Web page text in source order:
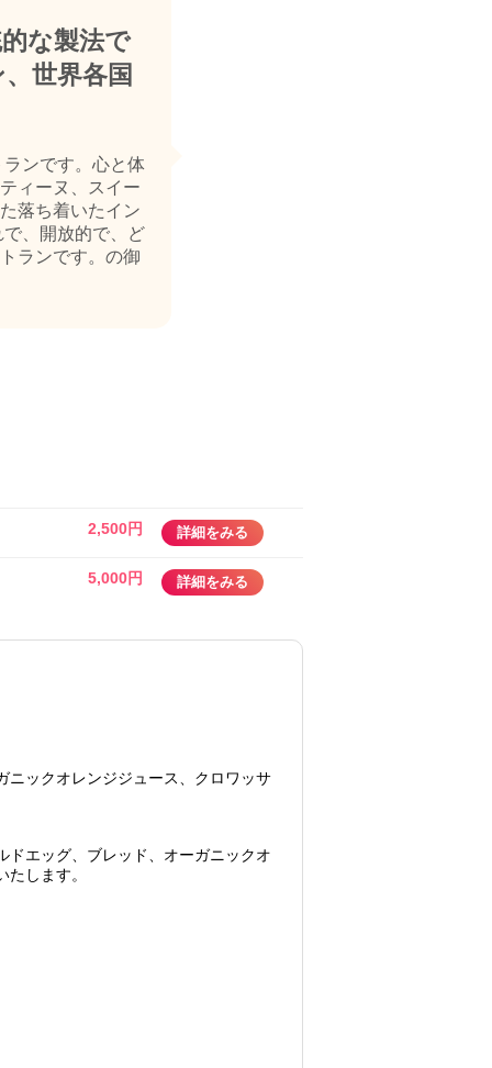
な製法で
世界各国
ンです。心と体
ィーヌ、スイー
落ち着いたイン
、開放的で、ど
ランです。の御
2,500円 詳細をみる
5,000円 詳細をみる
ニックオレンジジュース、クロワッサ
ドエッグ、ブレッド、オーガニックオ
します。